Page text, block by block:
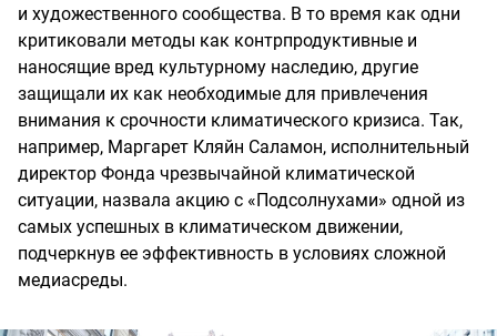
и художественного сообщества. В то время как одни
критиковали методы как контрпродуктивные и
наносящие вред культурному наследию, другие
защищали их как необходимые для привлечения
внимания к срочности климатического кризиса. Так,
например, Маргарет Кляйн Саламон, исполнительный
директор Фонда чрезвычайной климатической
ситуации, назвала акцию с «Подсолнухами» одной из
самых успешных в климатическом движении,
подчеркнув ее эффективность в условиях сложной
медиасреды.